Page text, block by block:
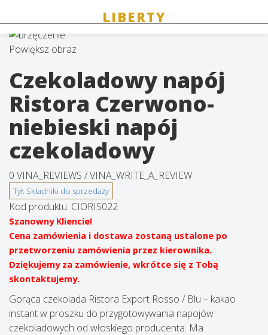
Powiększ obraz
Czekoladowy napój
Ristora Czerwono-
niebieski napój
czekoladowy
0 VINA_REVIEWS /VINA_WRITE_A_REVIEW
Kod produktu: CIORIS022
Szanowny Kliencie!
Cena zamówienia i dostawa zostaną ustalone po
przetworzeniu zamówienia przez kierownika.
Dziękujemy za zamówienie, wkrótce się z Tobą
skontaktujemy.
Gorąca czekolada Ristora Export Rosso / Blu – kakao
instant w proszku do przygotowywania napojów
czekoladowych od włoskiego producenta. Ma